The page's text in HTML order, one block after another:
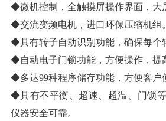
◆微机控制，全触摸屏操作界面，大
◆交流变频电机，进口环保压缩机组。
◆具有转子自动识别功能，确保每个
◆自动电子门锁功能，方便操作，提
◆多达99种程序储存功能，方便客户
◆具有不平衡、超速、超温、门锁
仪器安全可靠。